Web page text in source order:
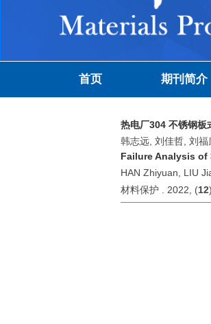
首页 期刊简介
热电厂304 不锈钢板
韩志远, 刘佳哲, 刘福
Failure Analysis of
HAN Zhiyuan, LIU
材料保护 . 2022, (12